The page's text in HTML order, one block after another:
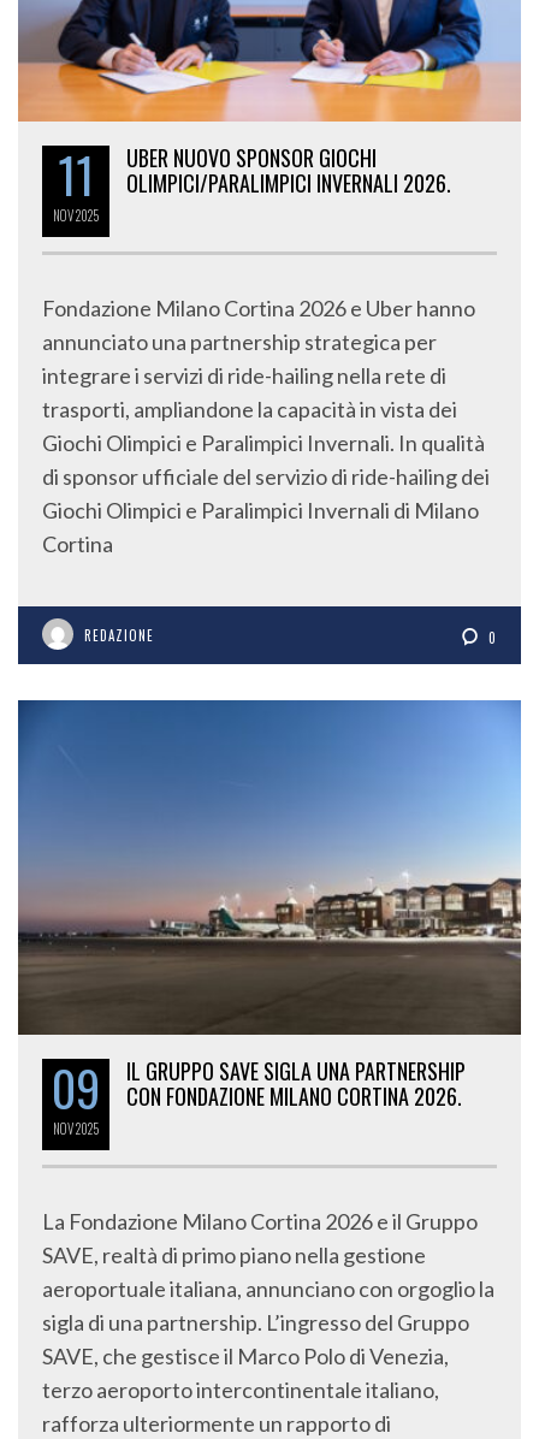
11
NOV2025
UBER NUOVO SPONSOR GIOCHI
OLIMPICI/PARALIMPICI INVERNALI 2026.
Fondazione Milano Cortina 2026 e Uber hanno
annunciato una partnership strategica per
integrare i servizi di ride-hailing nella rete di
trasporti, ampliandone la capacità in vista dei
Giochi Olimpici e Paralimpici Invernali. In qualità
di sponsor ufficiale del servizio di ride-hailing dei
Giochi Olimpici e Paralimpici Invernali di Milano
Cortina
REDAZIONE 0
09
NOV2025
IL GRUPPO SAVE SIGLA UNA PARTNERSHIP
CON FONDAZIONE MILANO CORTINA 2026.
La Fondazione Milano Cortina 2026 e il Gruppo
SAVE, realtà di primo piano nella gestione
aeroportuale italiana, annunciano con orgoglio la
sigla di una partnership. L’ingresso del Gruppo
SAVE, che gestisce il Marco Polo di Venezia,
terzo aeroporto intercontinentale italiano,
rafforza ulteriormente un rapporto di